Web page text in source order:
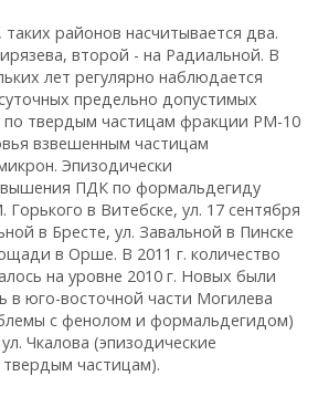
районов насчитывается два.
второй - на Радиальной. В
лет регулярно наблюдается
предельно допустимых
твердым частицам фракции РМ-10
взвешенным частицам
Эпизодически
ПДК по формальдегиду
в Витебске, ул. 17 сентября
в Бресте, ул. Завальной в Пинске
в Орше. В 2011 г. количество
на уровне 2010 г. Новых были
в юго-восточной части Могилева
с фенолом и формальдегидом)
Чкалова (эпизодические
частицам).